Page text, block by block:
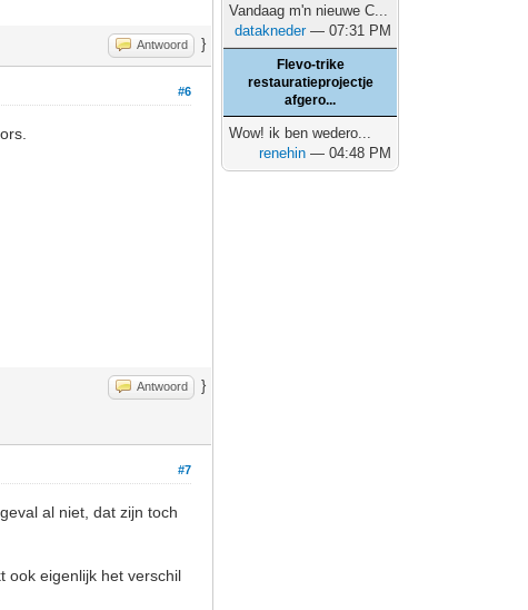
Antwoord }
#6
Antwoord }
#7
al niet, dat zijn toch
ook eigenlijk het verschil
Vandaag m'n nieuwe C...
datakneder— 07:31 PM
Flevo-trike
restauratieprojectje
afgero...
Wow! ik ben wedero...
renehin — 04:48 PM